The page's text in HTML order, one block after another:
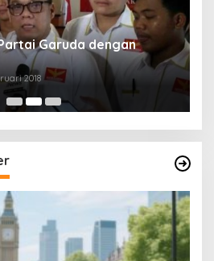
Garuda dengan
2018